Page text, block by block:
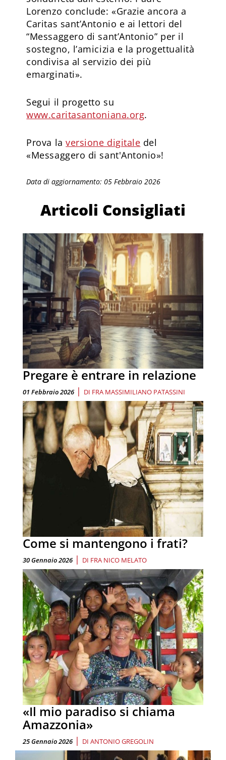
Lorenzo conclude: «Grazie ancora a
Caritas sant’Antonio e ai lettori del
“Messaggero di sant’Antonio” per il
sostegno, l’amicizia e la progettualità
condivisa al servizio dei più
emarginati».
Segui il progetto su
www.caritasantoniana.org.
Prova laversione digitale del
«Messaggero di sant'Antonio»!
Data di aggiornamento: 05 Febbraio 2026
Articoli Consigliati
Pregare è entrare in relazione
01 Febbraio 2026 | DI FRA MASSIMILIANO PATASSINI
Come si mantengono i frati?
30 Gennaio 2026 | DI FRA NICO MELATO
«Il mio paradiso si chiama
Amazzonia»
25 Gennaio 2026 | DI ANTONIO GREGOLIN